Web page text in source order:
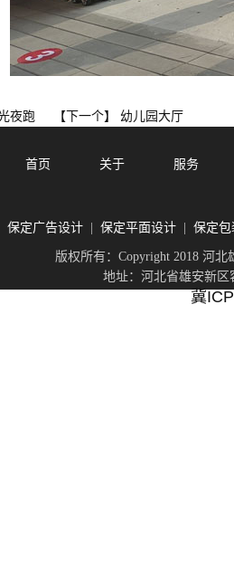
夜跑 【下一个】 幼儿园大厅
首页 关于 服务
保定广告设计| 保定平面设计| 保定包
版权所有：Copyright 2018 河
地址：河北省雄安新区
冀